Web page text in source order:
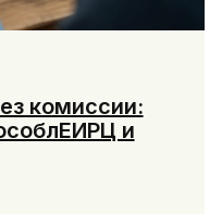
комиссии:
и